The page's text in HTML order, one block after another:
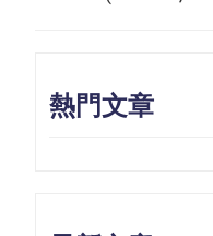
熱門文章